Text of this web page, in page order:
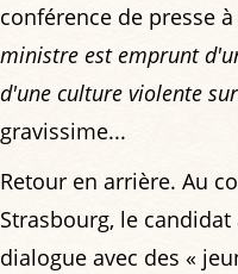
conférence de presse
ministre est emprunt
d'une culture violente
gravissime...
Retour en arrière. Au
Strasbourg, le candidat
dialogue avec des «